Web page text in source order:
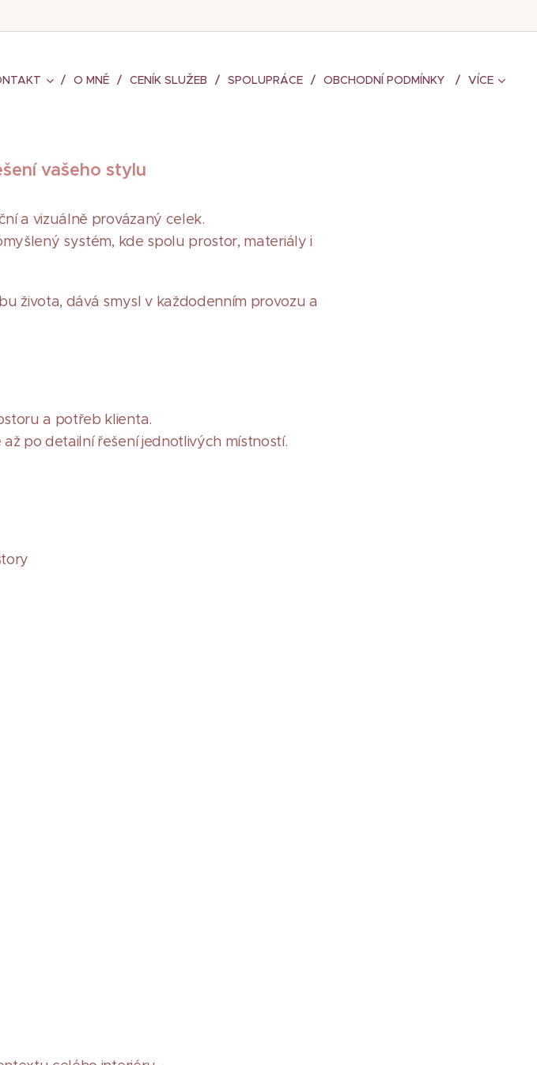
O MNĚ CENÍK SLUŽEB SPOLUPRÁCE OBCHODNÍ PODMÍNKY VÍCE
vašeho stylu
a vizuálně provázaný celek.
systém, kde spolu prostor, materiály i
života, dává smysl v každodenním provozu a
a potřeb klienta.
po detailní řešení jednotlivých místností.